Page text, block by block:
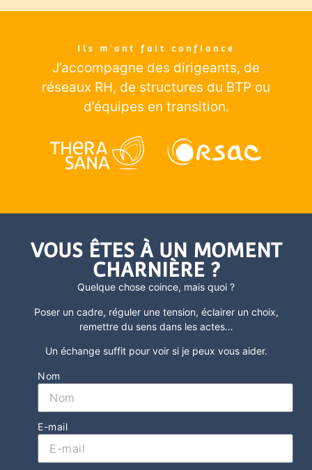
Ils m’ont fait confiance
J’accompagne des dirigeants, de
réseaux RH, de structures du BTP ou
d’équipes en transition.
VOUS ÊTES À UN MOMENT
CHARNIÈRE ?
Quelque chose coince, mais quoi ?
Poser un cadre, réguler une tension, éclairer un choix,
remettre du sens dans les actes…
Un échange suffit pour voir si je peux vous aider.
Nom
E-mail